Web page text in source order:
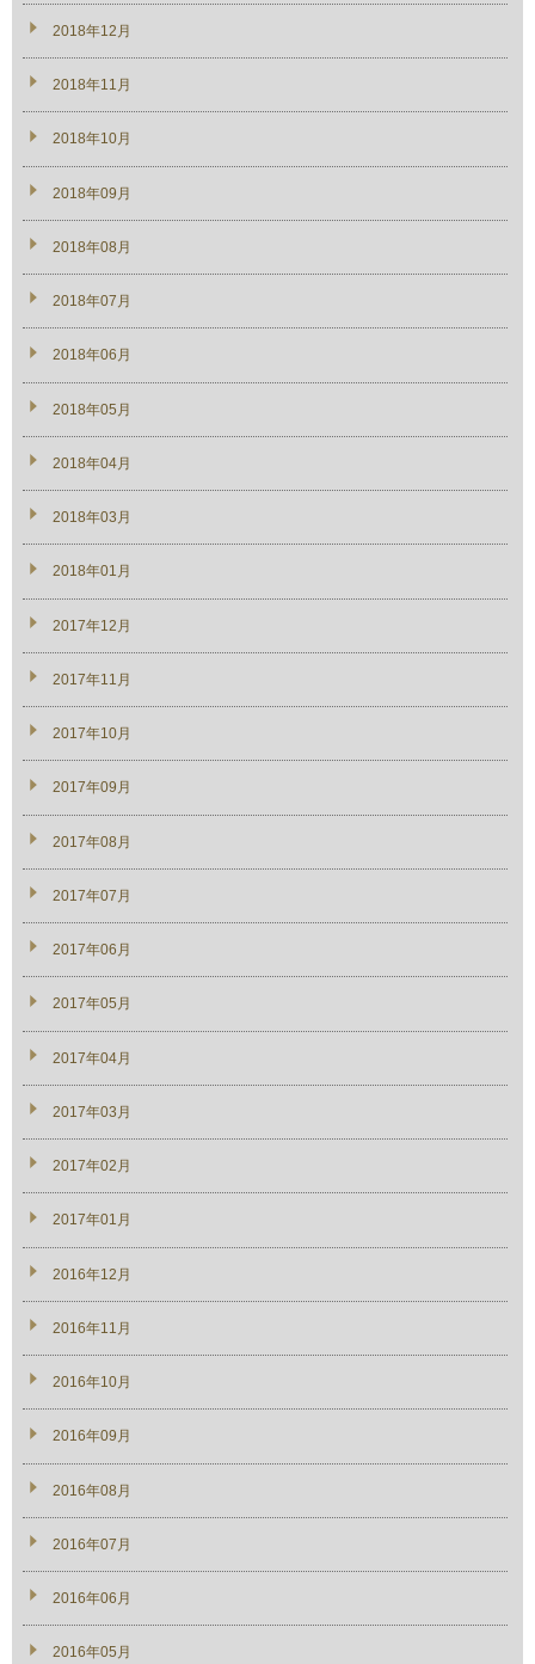
2018年12月
2018年11月
2018年10月
2018年09月
2018年08月
2018年07月
2018年06月
2018年05月
2018年04月
2018年03月
2018年01月
2017年12月
2017年11月
2017年10月
2017年09月
2017年08月
2017年07月
2017年06月
2017年05月
2017年04月
2017年03月
2017年02月
2017年01月
2016年12月
2016年11月
2016年10月
2016年09月
2016年08月
2016年07月
2016年06月
2016年05月